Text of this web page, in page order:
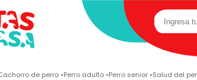
de perro Perro adulto Perro senior Salud del